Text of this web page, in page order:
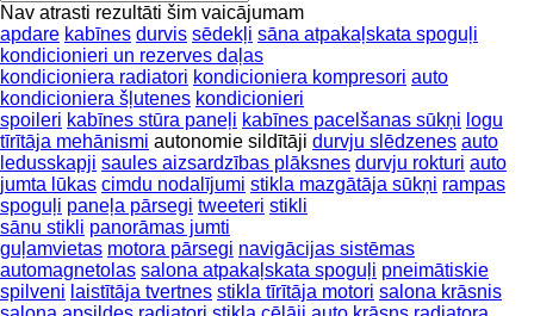
Nav atrasti rezultāti šim vaicājumam
apdare kabīnes durvis sēdekļi sāna atpakaļskata spoguļi
kondicionieri un rezerves daļas
kondicioniera radiatori kondicioniera kompresori auto
kondicioniera šļutenes kondicionieri
spoileri kabīnes stūra paneļi kabīnes pacelšanas sūkņi logu
tīrītāja mehānismi autonomie sildītāji durvju slēdzenes auto
ledusskapji saules aizsardzības plāksnes durvju rokturi auto
jumta lūkas cimdu nodalījumi stikla mazgātāja sūkņi rampas
spoguļi paneļa pārsegi tweeteri stikli
sānu stikli panorāmas jumti
guļamvietas motora pārsegi navigācijas sistēmas
automagnetolas salona atpakaļskata spoguļi pneimātiskie
spilveni laistītāja tvertnes stikla tīrītāja motori salona krāsnis